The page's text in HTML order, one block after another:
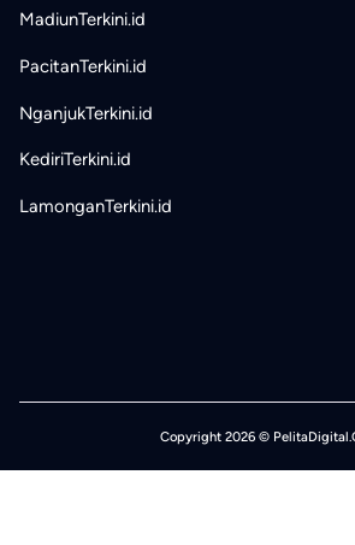
MadiunTerkini.id
PacitanTerkini.id
NganjukTerkini.id
KediriTerkini.id
LamonganTerkini.id
Copyright 2026 ©